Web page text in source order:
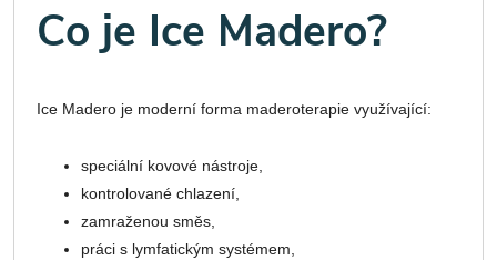
Co je Ice Madero?
Ice Madero je moderní forma maderoterapie využívající:
speciální kovové nástroje,
kontrolované chlazení,
zamraženou směs,
práci s lymfatickým systémem,